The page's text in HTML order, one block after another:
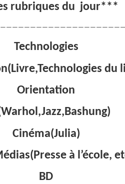
rubriques du jour***
Technologies
du
Orientation
Cinéma(Julia)
à l’école,
BD